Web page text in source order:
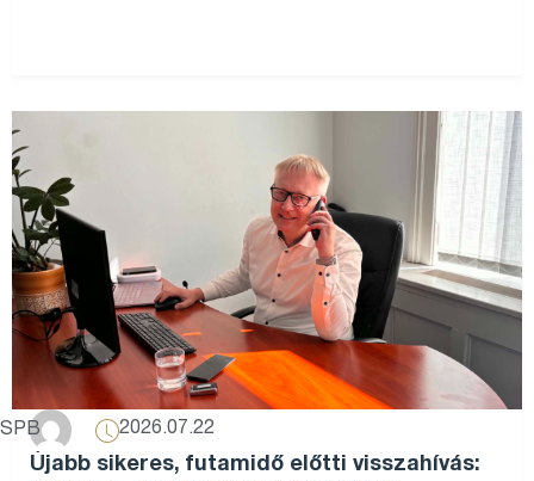
SPB 2026.07.22
Újabb sikeres, futamidő előtti visszahívás: